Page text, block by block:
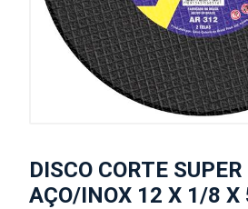
DISCO CORTE
AÇO/INOX 12 X 1/8 X